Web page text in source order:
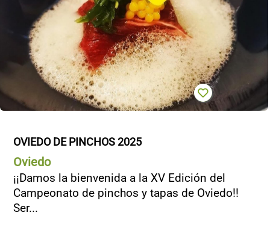
OVIEDO DE PINCHOS 2025
Oviedo
¡¡Damos la bienvenida a la XV Edición del
Campeonato de pinchos y tapas de Oviedo!!
Ser...